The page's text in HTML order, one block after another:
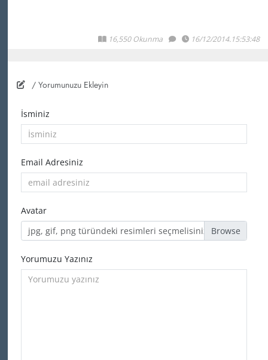
16,550 Okunma 16/12/2014.15:53:48
/ Yorumunuzu Ekleyin
İsminiz
Email Adresiniz
Avatar
jpg, gif, png türündeki resimleri seçmelisiniz
Yorumuzu Yazınız